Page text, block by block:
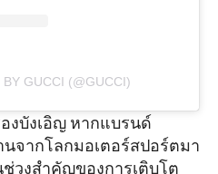
BY GUCCI (@GUCCI)
งบังเอิญ หากแบรนด์
จากโลกมอเตอร์สปอร์ตมา
วงสำคัญของการเติบโต